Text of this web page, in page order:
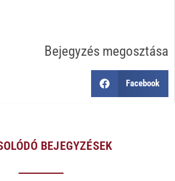
Bejegyzés megosztása
Facebook
BEJEGYZÉSEK